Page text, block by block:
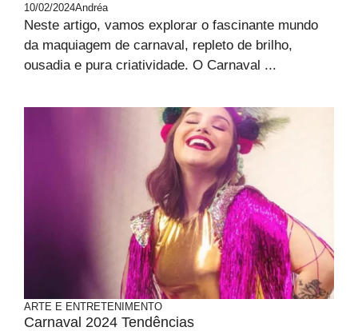
10/02/2024Andréa
Neste artigo, vamos explorar o fascinante mundo
da maquiagem de carnaval, repleto de brilho,
ousadia e pura criatividade. O Carnaval ...
ARTE E ENTRETENIMENTO
Carnaval 2024 Tendências